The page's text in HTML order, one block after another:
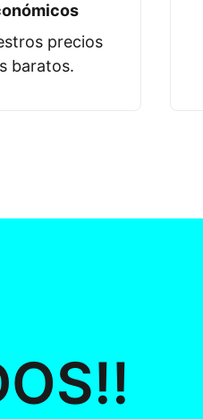
precios
baratos.